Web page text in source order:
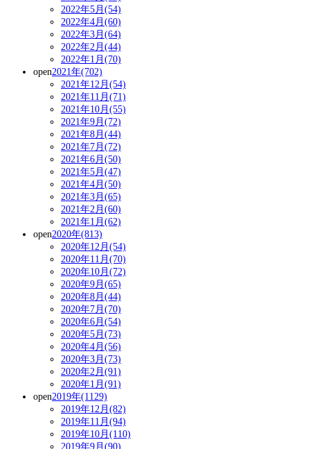
2022年5月(54)
2022年4月(60)
2022年3月(64)
2022年2月(44)
2022年1月(70)
open2021年(702)
2021年12月(54)
2021年11月(71)
2021年10月(55)
2021年9月(72)
2021年8月(44)
2021年7月(72)
2021年6月(50)
2021年5月(47)
2021年4月(50)
2021年3月(65)
2021年2月(60)
2021年1月(62)
open2020年(813)
2020年12月(54)
2020年11月(70)
2020年10月(72)
2020年9月(65)
2020年8月(44)
2020年7月(70)
2020年6月(54)
2020年5月(73)
2020年4月(56)
2020年3月(73)
2020年2月(91)
2020年1月(91)
open2019年(1129)
2019年12月(82)
2019年11月(94)
2019年10月(110)
2019年9月(90)